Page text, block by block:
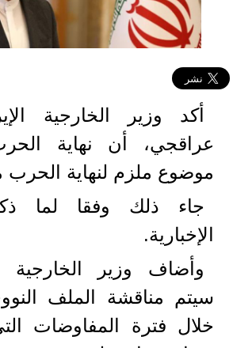
أكد وزير الخارجية
عراقجي، أن نهاية
موضوع ملزم لنهاية الحرب
جاء ذلك وفقا لما
الإخبارية.
وأضاف وزير الخارجية
سيتم مناقشة الملف